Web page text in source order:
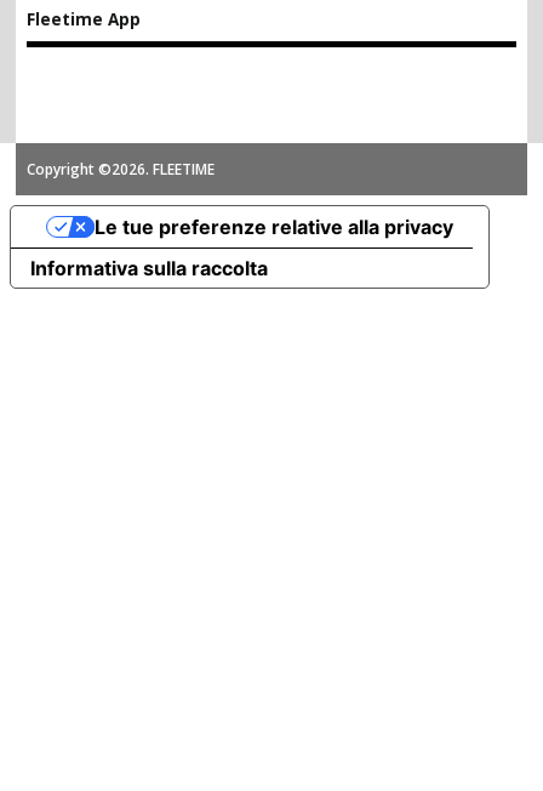
Fleetime App
Copyright ©2026. FLEETIME
Informativa sulla raccolta
Le tue preferenze relative alla privacy